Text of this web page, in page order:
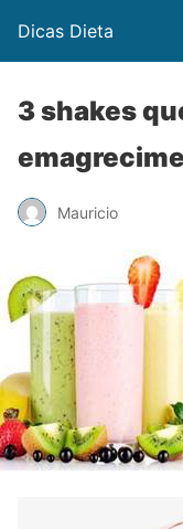
Dicas Dieta
3 shakes
Mauricio